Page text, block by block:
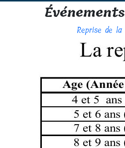
Reprise de